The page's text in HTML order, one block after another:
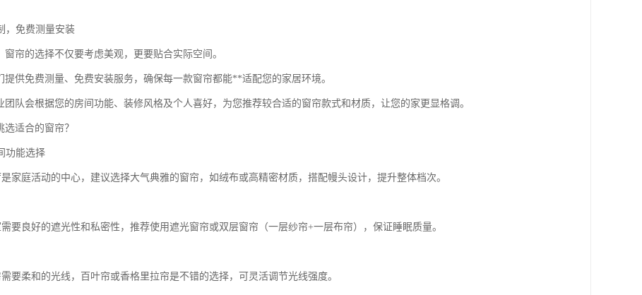
，免费测量安装
窗帘的选择不仅要考虑美观，更要贴合实际空间。
提供免费测量、免费安装服务，确保每一款窗帘都能**适配您的家居环境。
团队会根据您的房间功能、装修风格及个人喜好，为您推荐较合适的窗帘款式和材质，让您的家更显格调。
选适合的窗帘？
功能选择
家庭活动的中心，建议选择大气典雅的窗帘，如绒布或高精密材质，搭配幔头设计，提升整体档次。
要良好的遮光性和私密性，推荐使用遮光窗帘或双层窗帘（一层纱帘+一层布帘），保证睡眠质量。
要柔和的光线，百叶帘或香格里拉帘是不错的选择，可灵活调节光线强度。